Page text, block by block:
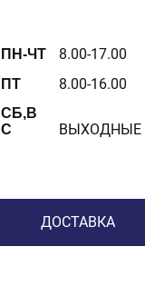
ПН-ЧТ 8.00-17.00
ПТ 8.00-16.00
СБ,В
С
ВЫХОДНЫЕ
ДОСТАВКА